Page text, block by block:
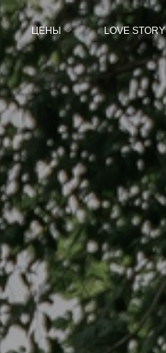
ЦЕНЫ LOVE STORY